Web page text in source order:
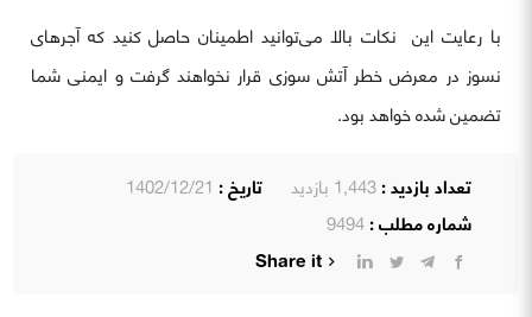
با رعایت این نکات بالا می‌توانید اطمینان حاصل کنید که آجرهای
نسوز در معرض خطر آتش سوزی قرار نخواهند گرفت و ایمنی شما
تضمین شده خواهد بود.
تعداد بازدید :1,443 بازدید تاریخ : 1402/12/21
شماره مطلب :9494
Share it